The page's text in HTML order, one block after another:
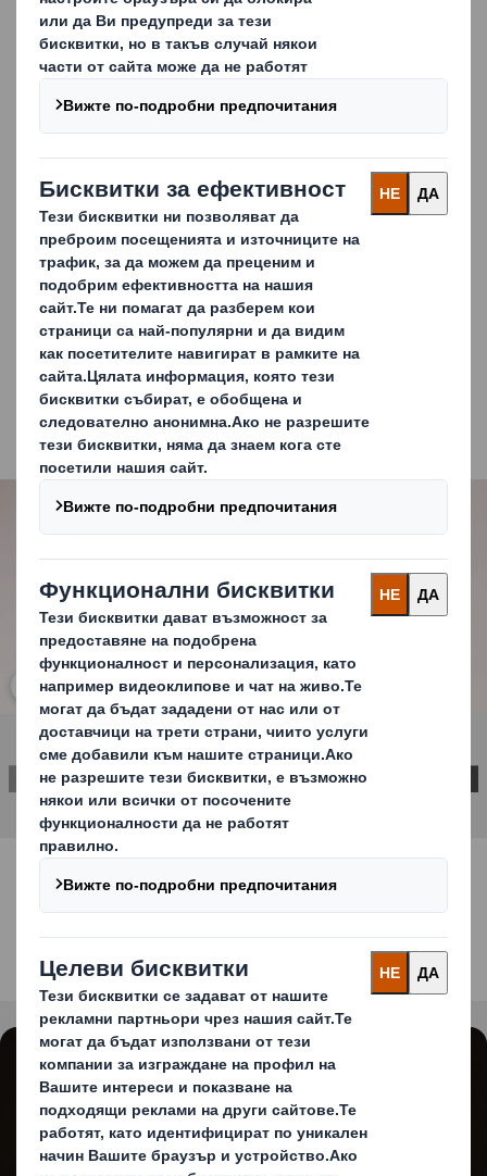
зеленчуци
За да подкрепи своите клиенти в посока към кръгова
икономика и да отговори на изискванията на
опаковъчния сектор, DS Smith разработи разнообразна
гама от тарелки за плодове и зеленчуци.
Вашите клиенти пазаруват само добре изглеждащи,
свежи плодове и зеленчуци. Те искат да ги купуват в
опаковки, които се грижат за планетата. Нашата гама от
тарелки е изработена изцяло от велпапе и е лесно
рециклируема. За да запазите храната си свежа и
видима, те могат да бъдат доставени и с устойчив
перфориран капак или прозорец, изработен от
материал на базата на хартия.
Carousel. Use previous and next buttons to move
Кликнете, за да отворите снимката
ВРЪЗКА С НАС
Блокирано съдържание
За да видите това видео, трябва да се съгласите
да използвате „функционални“ бисквитки